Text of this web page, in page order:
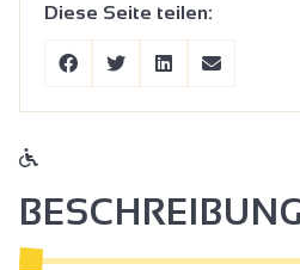
Diese Seite teilen:
BESCHREIBUNG